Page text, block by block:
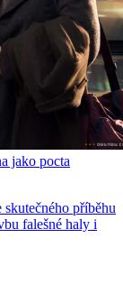
jako pocta
příběhu
falešné haly i